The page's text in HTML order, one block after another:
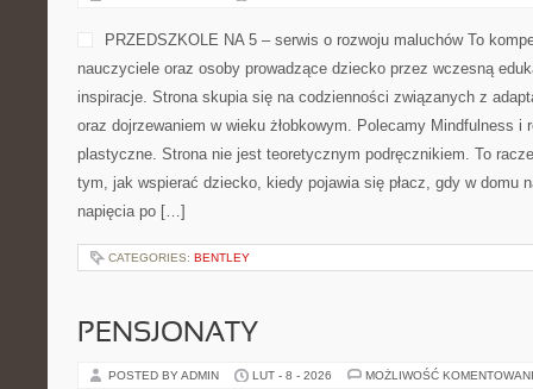
PRZEDSZKOLE NA 5 – serwis o rozwoju maluchów To
nauczyciele oraz osoby prowadzące dziecko przez wczesną
inspiracje. Strona skupia się na codzienności związanych z
oraz dojrzewaniem w wieku żłobkowym. Polecamy Mindfulness i
plastyczne. Strona nie jest teoretycznym podręcznikiem. To
tym, jak wspierać dziecko, kiedy pojawia się płacz, gdy w domu
napięcia po […]
CATEGORIES: BENTLEY
PENSJONATY
POSTED BY ADMIN LUT - 8 - 2026 MOŻLIWOŚĆ